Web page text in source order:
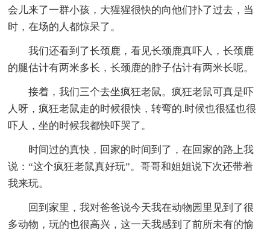
会儿来了一群小孩，大猩猩很快的向他们扑了过去，当
时，在场的人都惊呆了。
我们还看到了长颈鹿，看见长颈鹿真吓人，长颈鹿
的腿估计有两米多长，长颈鹿的脖子估计有两米长呢。
接着，我们三个去坐疯狂老鼠。疯狂老鼠可真是吓
人呀，疯狂老鼠走的时候很快，转弯的.时候也很猛也很
吓人，坐的时候我都快吓哭了。
时间过的真快，回家的时间到了，在回家的路上我
说：“这个疯狂老鼠真好玩”。哥哥和姐姐说下次还带着
我来玩。
回到家里，我对爸爸说今天我在动物园里见到了很
多动物，玩的也很高兴，这一天我感到了前所未有的愉